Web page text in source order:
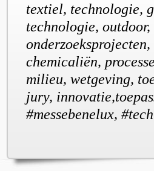
textiel, technologie,
technologie,
chemicaliën,
milieu, wetgeving,
jury,
#messebenelux,